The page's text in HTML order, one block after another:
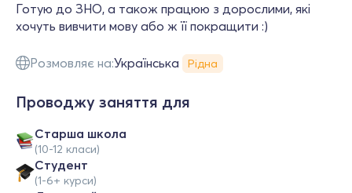
Готую до ЗНО, а також працюю з дорослими, які
хочуть вивчити мову або ж її покращити :)
Розмовляє на:Українська Рідна
Проводжу заняття для
Старша школа
(10-12 класи)
Студент
(1-6+ курси)